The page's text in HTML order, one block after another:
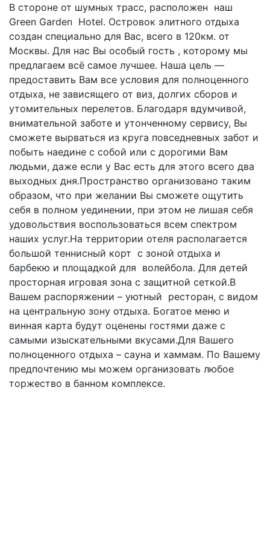
В стороне от шумных трасс, расположен наш
Green Garden Hotel. Островок элитного отдыха
создан специально для Вас, всего в 120км. от
Москвы. Для нас Вы особый гость , которому мы
предлагаем всё самое лучшее. Наша цель —
предоставить Вам все условия для полноценного
отдыха, не зависящего от виз, долгих сборов и
утомительных перелетов. Благодаря вдумчивой,
внимательной заботе и утонченному сервису, Вы
сможете вырваться из круга повседневных забот и
побыть наедине с собой или с дорогими Вам
людьми, даже если у Вас есть для этого всего два
выходных дня.Пространство организовано таким
образом, что при желании Вы сможете ощутить
себя в полном уединении, при этом не лишая себя
удовольствия воспользоваться всем спектром
наших услуг.На территории отеля располагается
большой теннисный корт с зоной отдыха и
барбекю и площадкой для волейбола. Для детей
просторная игровая зона с защитной сеткой.В
Вашем распоряжении – уютный ресторан, с видом
на центральную зону отдыха. Богатое меню и
винная карта будут оценены гостями даже с
самыми изыскательными вкусами.Для Вашего
полноценного отдыха – сауна и хаммам. По Вашему
предпочтению мы можем организовать любое
торжество в банном комплексе.